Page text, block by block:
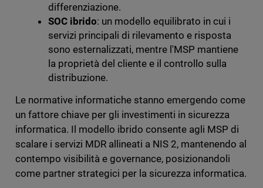
differenziazione.
SOC ibrido: un modello equilibrato in cui i
servizi principali di rilevamento e risposta
sono esternalizzati, mentre l'MSP mantiene
la proprietà del cliente e il controllo sulla
distribuzione.
Le normative informatiche stanno emergendo come
un fattore chiave per gli investimenti in sicurezza
informatica. Il modello ibrido consente agli MSP di
scalare i servizi MDR allineati a NIS 2, mantenendo al
contempo visibilità e governance, posizionandoli
come partner strategici per la sicurezza informatica.